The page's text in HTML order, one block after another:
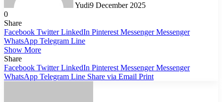
Yudi9 December 2025
0
Share
Facebook Twitter LinkedIn Pinterest Messenger Messenger
WhatsApp Telegram Line
Show More
Share
Facebook Twitter LinkedIn Pinterest Messenger Messenger
WhatsApp Telegram Line Share via Email Print